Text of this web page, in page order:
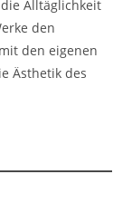
Alltäglichkeit
den
den eigenen
Ästhetik des